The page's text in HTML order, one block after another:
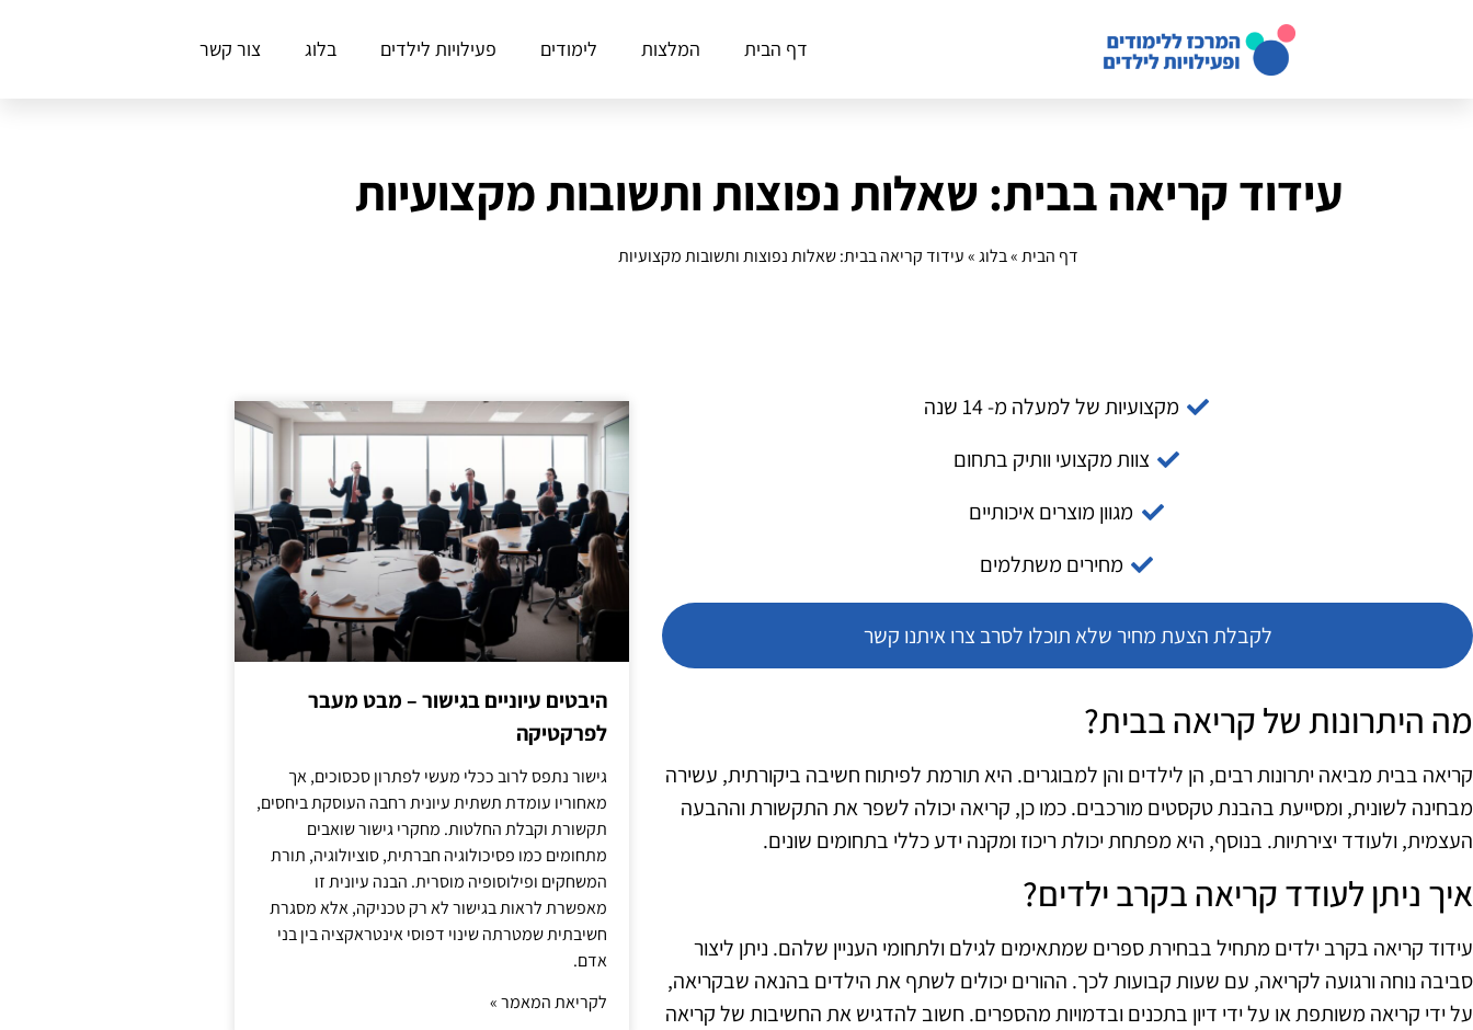
דף הבית המלצות לימודים פעילויות לילדים בלוג צור קשר
עידוד קריאה בבית: שאלות נפוצות ותשובות מקצועיות
דף הבית»בלוג»עידוד קריאה בבית: שאלות נפוצות ותשובות מקצועיות
מקצועיות של למעלה מ- 14 שנה
צוות מקצועי וותיק בתחום
מגוון מוצרים איכותיים
מחירים משתלמים
לקבלת הצעת מחיר שלא תוכלו לסרב צרו איתנו קשר
מה היתרונות של קריאה בבית?
קריאה בבית מביאה יתרונות רבים, הן לילדים והן למבוגרים. היא תורמת לפיתוח חשיבה ביקורתית, עשירה
מבחינה לשונית, ומסייעת בהבנת טקסטים מורכבים. כמו כן, קריאה יכולה לשפר את התקשורת וההבעה
העצמית, ולעודד יצירתיות. בנוסף, היא מפתחת יכולת ריכוז ומקנה ידע כללי בתחומים שונים.
איך ניתן לעודד קריאה בקרב ילדים?
עידוד קריאה בקרב ילדים מתחיל בבחירת ספרים שמתאימים לגילם ולתחומי העניין שלהם. ניתן ליצור
סביבה נוחה ורגועה לקריאה, עם שעות קבועות לכך. ההורים יכולים לשתף את הילדים בהנאה שבקריאה,
על ידי קריאה משותפת או על ידי דיון בתכנים ובדמויות מהספרים. חשוב להדגיש את החשיבות של קריאה
היבטים עיוניים בגישור – מבט מעבר
לפרקטיקה
גישור נתפס לרוב ככלי מעשי לפתרון סכסוכים, אך
מאחוריו עומדת תשתית עיונית רחבה העוסקת ביחסים,
תקשורת וקבלת החלטות. מחקרי גישור שואבים
מתחומים כמו פסיכולוגיה חברתית, סוציולוגיה, תורת
המשחקים ופילוסופיה מוסרית. הבנה עיונית זו
מאפשרת לראות בגישור לא רק טכניקה, אלא מסגרת
חשיבתית שמטרתה שינוי דפוסי אינטראקציה בין בני
אדם.
לקריאת המאמר »